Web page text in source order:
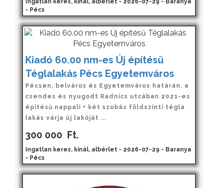
Ingatlan keres, kínál, albérlet - 2026-07-29 - Baranya
- Pécs
Kiadó 60.00 nm-es Új építésű
Téglalakás Pécs Egyetemváros
Pécsen, belváros és Egyetemváros határán, a
csendes és nyugodt Radnics utcában 2021-es
építésű nappali + két szobás földszinti tégla
lakás várja új lakóját ...
300 000 Ft.
Ingatlan keres, kínál, albérlet - 2026-07-29 - Baranya
- Pécs